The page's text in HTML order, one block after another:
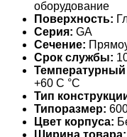
оборудование
Поверхность:
Серия: GA
Сечение:
Срок службы:
Температурный
+60 С °С
Тип
Типоразмер:
Цвет корпуса:
Ширина товара: